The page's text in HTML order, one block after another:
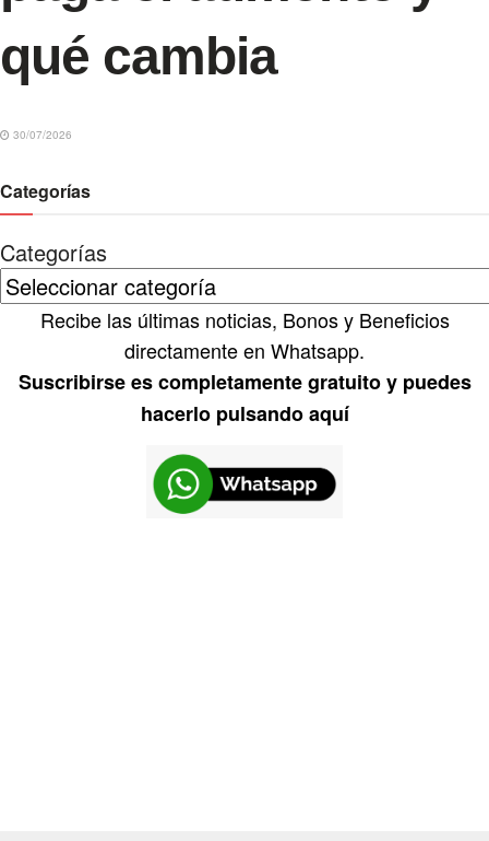
qué cambia
30/07/2026
Categorías
Categorías
Recibe las últimas noticias, Bonos y Beneficios
directamente en Whatsapp.
Suscribirse es completamente gratuito y puedes
hacerlo pulsando aquí